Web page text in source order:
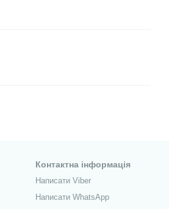
Контактна інформація
Написати Viber
Написати WhatsApp